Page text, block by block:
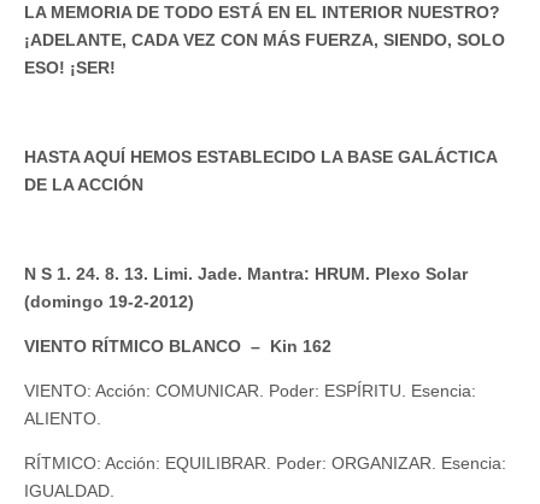
LA MEMORIA DE TODO ESTÁ EN EL INTERIOR NUESTRO?
¡ADELANTE, CADA VEZ CON MÁS FUERZA, SIENDO, SOLO
ESO! ¡SER!
HASTA AQUÍ HEMOS ESTABLECIDO LA BASE GALÁCTICA
DE LA ACCIÓN
N S 1. 24. 8. 13. Limi. Jade. Mantra: HRUM. Plexo Solar
(domingo 19-2-2012)
VIENTO RÍTMICO BLANCO – Kin 162
VIENTO: Acción: COMUNICAR. Poder: ESPÍRITU. Esencia:
ALIENTO.
RÍTMICO: Acción: EQUILIBRAR. Poder: ORGANIZAR. Esencia:
IGUALDAD.